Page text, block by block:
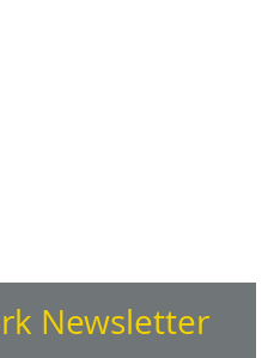
Newsletter